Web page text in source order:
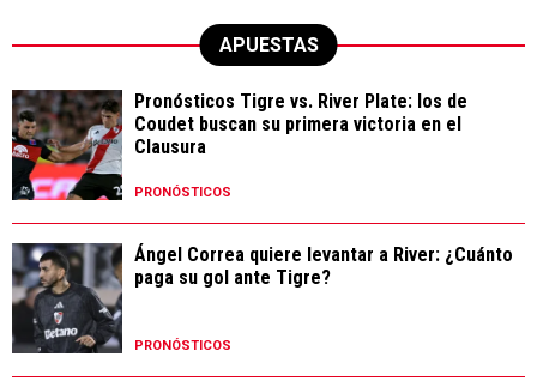
APUESTAS
Pronósticos Tigre vs. River Plate: los de
Coudet buscan su primera victoria en el
Clausura
PRONÓSTICOS
Ángel Correa quiere levantar a River: ¿Cuánto
paga su gol ante Tigre?
PRONÓSTICOS